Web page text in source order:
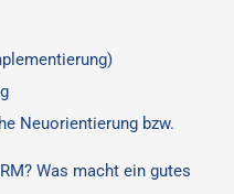
Neuorientierung bzw.
Was macht ein gutes